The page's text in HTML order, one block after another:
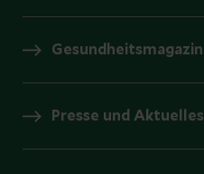
Gesundheitsmagazin
Presse und Aktuelles